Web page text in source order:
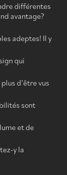
différentes
avantage?
adeptes! Il y
qui
d’être vus
sont
et de
y la